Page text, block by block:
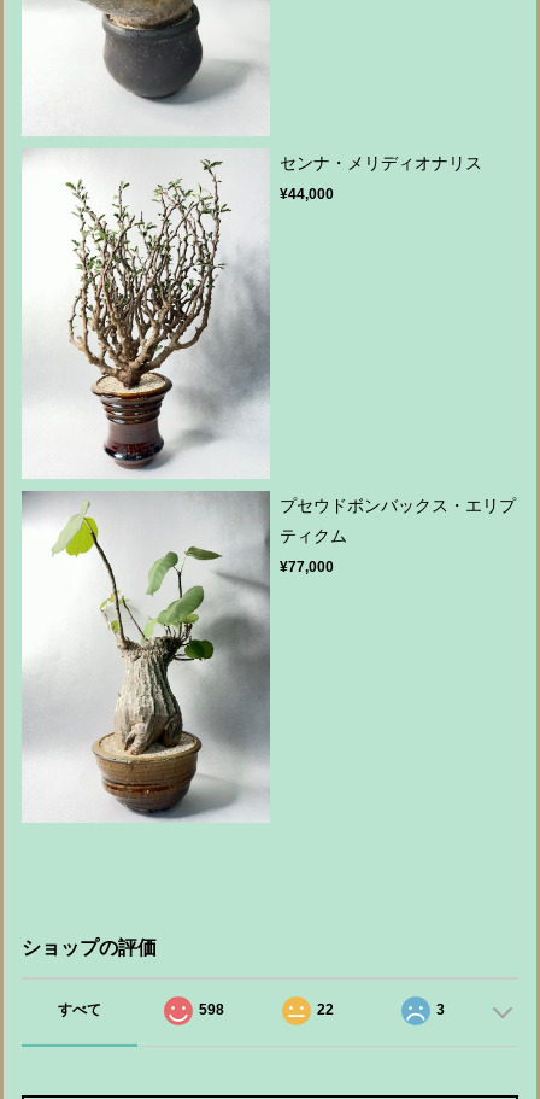
センナ・メリディオナリス
¥44,000
プセウドボンバックス・エリプ
ティクム
¥77,000
ショップの評価
すべて 598 22 3